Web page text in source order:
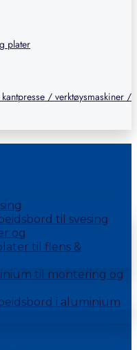
plater
/ verktøysmaskiner /
til svesing
og
til flens &
til montering og
i aluminium